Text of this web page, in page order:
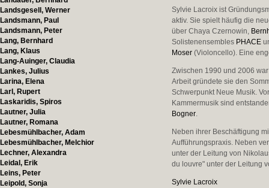
Landsgesell, Werner
Landsmann, Paul
Landsmann, Peter
Lang, Bernhard
Lang, Klaus
Lang-Auinger, Claudia
Lankes, Julius
Larina, Elena
Larl, Rupert
Laskaridis, Spiros
Lautner, Julia
Lautner, Romana
Lebesmühlbacher, Adam
Lebesmühlbacher, Melchior
Lechner, Alexandra
Leidal, Erik
Leins, Peter
Leipold, Sonja
Sylvie Lacroix ist
aktiv. Sie spielt häufig die
über Chaya Czernowin,
Solistenensembles PHACE
Moser (Violoncello). Eine
Zwischen 1990 und 2006
Arbeit gründete sie den
Schwerpunkt Neue Musik.
Kammermusik sind
Bogner.
Neben ihrer Beschäftigung
Aufführungspraxis. Neben
unter der Leitung von
du louvre" unter der Leitung
Sylvie Lacroix